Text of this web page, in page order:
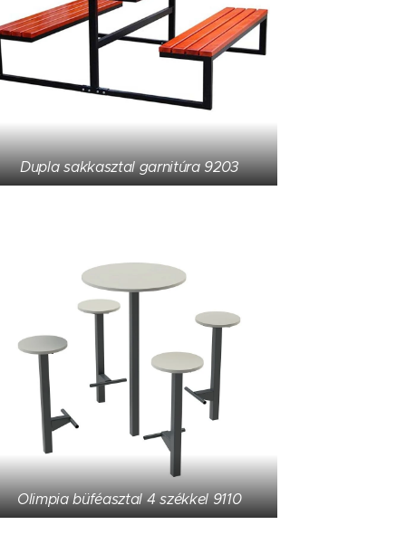
Dupla sakkasztal garnitúra 9203
Olimpia büféasztal 4 székkel 9110